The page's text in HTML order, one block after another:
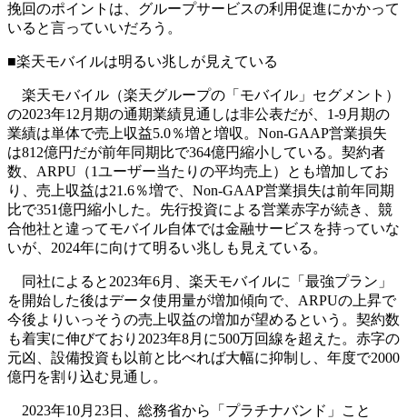
挽回のポイントは、グループサービスの利用促進にかかって
いると言っていいだろう。
■楽天モバイルは明るい兆しが見えている
楽天モバイル（楽天グループの「モバイル」セグメント）
の2023年12月期の通期業績見通しは非公表だが、1-9月期の
業績は単体で売上収益5.0％増と増収。Non-GAAP営業損失
は812億円だが前年同期比で364億円縮小している。契約者
数、ARPU（1ユーザー当たりの平均売上）とも増加してお
り、売上収益は21.6％増で、Non-GAAP営業損失は前年同期
比で351億円縮小した。先行投資による営業赤字が続き、競
合他社と違ってモバイル自体では金融サービスを持っていな
いが、2024年に向けて明るい兆しも見えている。
同社によると2023年6月、楽天モバイルに「最強プラン」
を開始した後はデータ使用量が増加傾向で、ARPUの上昇で
今後よりいっそうの売上収益の増加が望めるという。契約数
も着実に伸びており2023年8月に500万回線を超えた。赤字の
元凶、設備投資も以前と比べれば大幅に抑制し、年度で2000
億円を割り込む見通し。
2023年10月23日、総務省から「プラチナバンド」こと